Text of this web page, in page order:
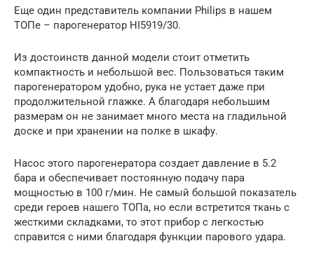
Еще один представитель компании Philips в нашем
ТОПе – парогенератор HI5919/30.
Из достоинств данной модели стоит отметить
компактность и небольшой вес. Пользоваться таким
парогенератором удобно, рука не устает даже при
продолжительной глажке. А благодаря небольшим
размерам он не занимает много места на гладильной
доске и при хранении на полке в шкафу.
Насос этого парогенератора создает давление в 5.2
бара и обеспечивает постоянную подачу пара
мощностью в 100 г/мин. Не самый большой показатель
среди героев нашего ТОПа, но если встретится ткань с
жесткими складками, то этот прибор с легкостью
справится с ними благодаря функции парового удара.